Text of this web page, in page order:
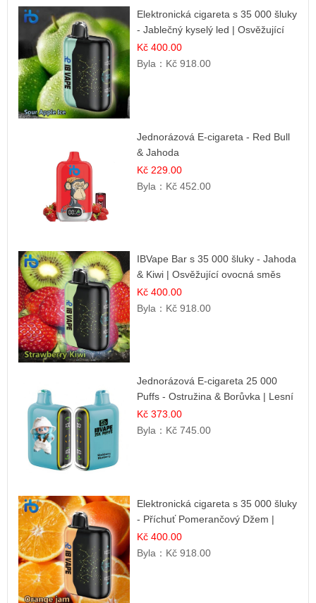
Elektronická cigareta s 35 000 šluky
- Jablečný kyselý led | Osvěžující
kyselá jablka
Kč 400.00
Byla： Kč 918.00
Jednorázová E-cigareta - Red Bull
& Jahoda
Kč 229.00
Byla： Kč 452.00
IBVape Bar s 35 000 šluky - Jahoda
& Kiwi | Osvěžující ovocná směs
Kč 400.00
Byla： Kč 918.00
Jednorázová E-cigareta 25 000
Puffs - Ostružina & Borůvka | Lesní
ovocná směs
Kč 373.00
Byla： Kč 745.00
Elektronická cigareta s 35 000 šluky
- Příchuť Pomerančový Džem |
Dlouhotrvající zážitek
Kč 400.00
Byla： Kč 918.00